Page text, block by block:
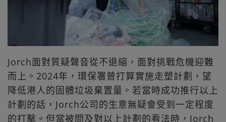
Jorch面對質疑聲音從不退縮，面對挑戰危機迎難
而上。2024年，環保署曾打算實施走塑計劃，望
降低港人的固體垃圾棄置量。若當時成功推行以上
計劃的話，Jorch公司的生意無疑會受到一定程度
的打擊。但當被問及對以上計劃的看法時，Jorch